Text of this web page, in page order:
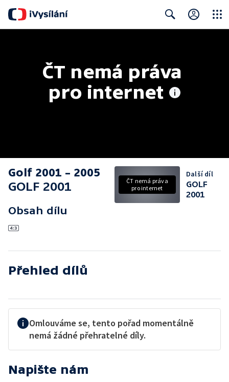
ČT nemá práva
pro internet
Golf 2001 – 2005
GOLF 2001
Obsah dílu
ČT nemá práva
pro internet
Další díl
GOLF
2001
Přehled dílů
Omlouváme se, tento pořad momentálně
nemá žádné přehratelné díly.
Napište nám